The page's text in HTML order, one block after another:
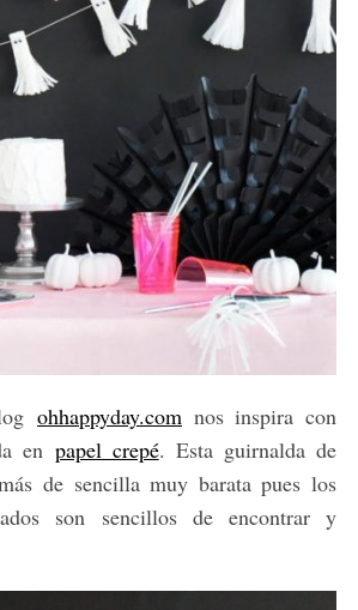
ohhappyday.com nos inspira con
en papel crepé. Esta guirnalda de
de sencilla muy barata pues los
son sencillos de encontrar y